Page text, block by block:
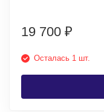
19 700 ₽
Осталась 1 шт.